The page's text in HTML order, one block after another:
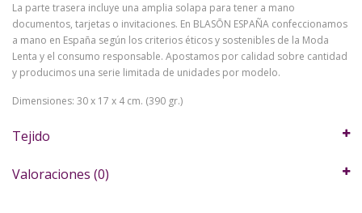
La parte trasera incluye una amplia solapa para tener a mano
documentos, tarjetas o invitaciones. En BLASŌN ESPAÑA confeccionamos
a mano en España según los criterios éticos y sostenibles de la Moda
Lenta y el consumo responsable. Apostamos por calidad sobre cantidad
y producimos una serie limitada de unidades por modelo.
Dimensiones: 30 x 17 x 4 cm. (390 gr.)
Tejido
Valoraciones (0)